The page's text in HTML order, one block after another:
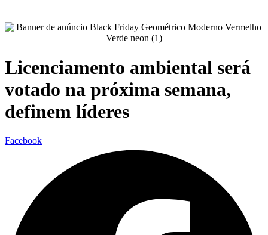
Licenciamento ambiental será
votado na próxima semana,
definem líderes
Facebook